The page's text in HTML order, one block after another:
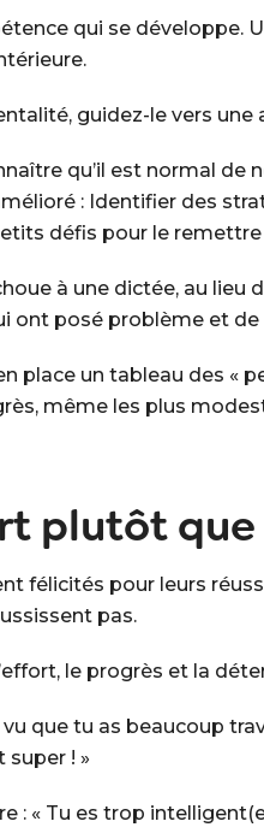
qui se développe.
guidez-le vers
qu’il est normal de
: Identifier des
défis pour le remettre
à une dictée, au lieu
ont posé problème et
place un tableau des «
même les plus
plutôt
félicités pour leurs
pas.
le progrès et la
vu que tu as beaucoup
super ! »
: « Tu es trop